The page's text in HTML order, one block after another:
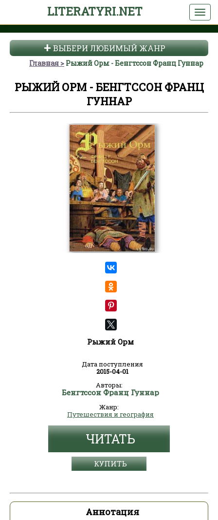
LITERATYRI.NET
ВЫБЕРИ ЛЮБИМЫЙ ЖАНР
Главная Рыжий Орм - Бенгтссон Франц Гуннар
РЫЖИЙ ОРМ - БЕНГТССОН ФРАНЦ
ГУННАР
Рыжий Орм
Дата поступления
2015-04-01
Авторы:
Бенгтссон Франц Гуннар
Жанр:
Путешествия и география
ЧИТАТЬ
КУПИТЬ
Аннотация